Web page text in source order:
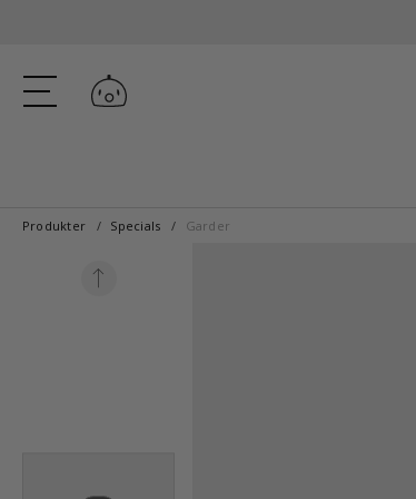
Log ind
Produkter Specials Garder